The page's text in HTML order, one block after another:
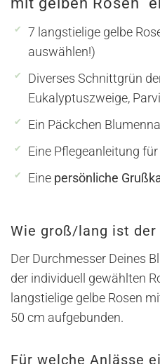
7 langstielige gelbe
auswählen!)
Diverses Schnittgrün
Eukalyptuszweige,
Ein Päckchen
Eine Pflegeanleitung
Eine persönliche
Wie groß/lang ist der
Der Durchmesser Deines
der individuell gewählten
langstielige gelbe Rosen
50 cm aufgebunden.
Für welche Anlässe